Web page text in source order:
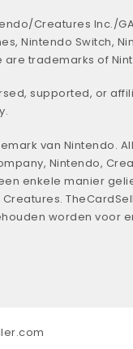
Creatures Inc./
Nintendo Switch,
are trademarks of
supported, or
van Nintendo.
Nintendo,
enkele manier
worden voor